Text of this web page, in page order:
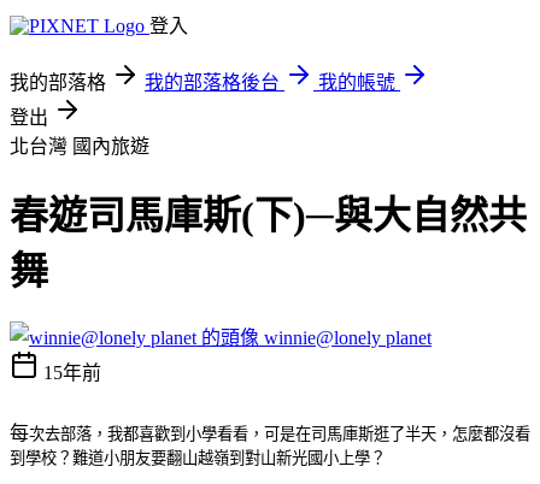
登入
我的部落格 我的部落格後台
我的帳號
登出
北台灣 國內旅遊
春遊司馬庫斯(下)─與大自然共
舞
winnie@lonely planet
15年前
每次去部落，我都喜歡到小學看看，可是在司馬庫斯逛了半天，怎麼都沒看
到學校？難道小朋友要翻山越嶺到對山新光國小上學？